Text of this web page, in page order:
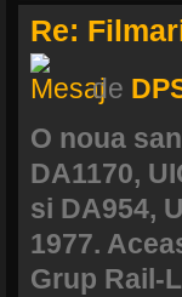
Re:
de
O noua
DA1170,
si DA954,
1977.
Grup Rail-